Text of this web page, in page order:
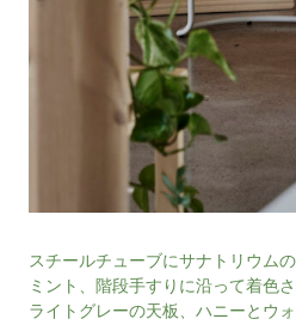
スチールチューブにサナトリウム
ミント、階段手すりに沿って着色
ライトグレーの天板、ハニーとウ